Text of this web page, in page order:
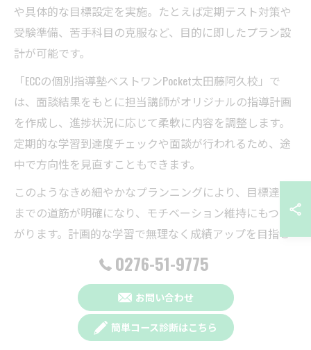
や具体的な目標設定を実施。たとえば定期テスト対策や
受験準備、苦手科目の克服など、目的に即したプラン設
計が可能です。
「ECCの個別指導塾ベストワンPocket太田藤阿久校」で
は、面談結果をもとに担当講師がオリジナルの指導計画
を作成し、進捗状況に応じて柔軟に内容を調整します。
定期的な学習到達度チェックや面談が行われるため、途
中で方向性を見直すこともできます。
このようなきめ細やかなプランニングにより、目標達成
までの道筋が明確になり、モチベーション維持にもつな
がります。計画的な学習で無理なく成績アップを目指せ
るのが、個別指導塾ならではの大きな魅力です。
ベストワンPocket独自の苦手対策メソッド紹介
「ECCの個別指導塾ベストワンPocket太田藤阿久校」で
は、独自の苦手対策メソッドを導入し、短期間での成績
0276-51-9775
お問い合わせ
簡単コース診断はこちら